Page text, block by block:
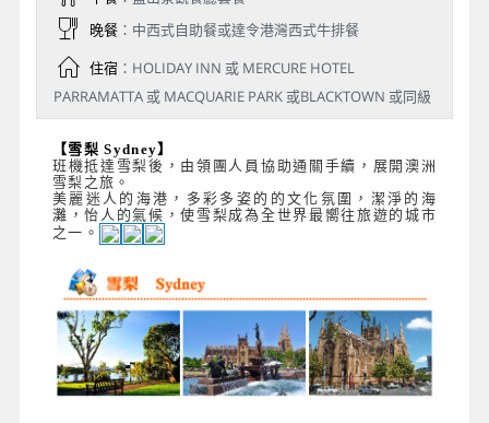
晚餐：中西式自助餐或達令港灣西式牛排餐
住宿：HOLIDAY INN 或 MERCURE HOTEL
PARRAMATTA 或 MACQUARIE PARK 或BLACKTOWN 或同級
【雪梨 Sydney】
班機抵達雪梨後，由領團人員協助通關手續，展開澳洲
雪梨之旅。
美麗迷人的海港，多彩多姿的的文化氛圍，潔淨的海
灘，怡人的氣候，使雪梨成為全世界最嚮往旅遊的城市
之一。